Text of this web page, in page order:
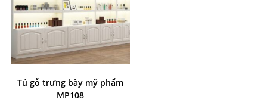
Tủ gỗ trưng bày mỹ phẩm
MP108